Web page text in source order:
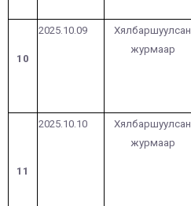
10
2025.10.09
Хялбаршуулсан
журмаар
11
2025.10.10
Хялбаршуулсан
журмаар